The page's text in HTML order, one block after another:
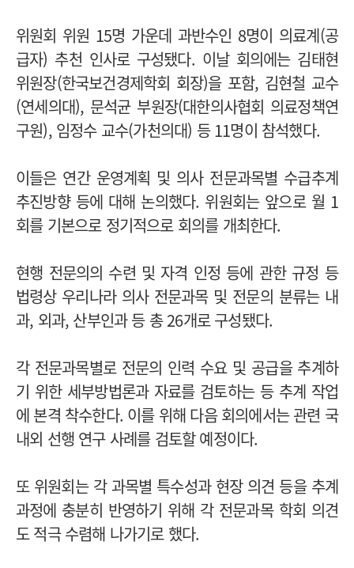
위원회 위원 15명 가운데 과반수인 8명이 의료계(공
급자) 추천 인사로 구성됐다. 이날 회의에는 김태현
위원장(한국보건경제학회 회장)을 포함, 김현철 교수
(연세의대), 문석균 부원장(대한의사협회 의료정책연
구원), 임정수 교수(가천의대) 등 11명이 참석했다.
이들은 연간 운영계획 및 의사 전문과목별 수급추계
추진방향 등에 대해 논의했다. 위원회는 앞으로 월 1
회를 기본으로 정기적으로 회의를 개최한다.
현행 전문의의 수련 및 자격 인정 등에 관한 규정 등
법령상 우리나라 의사 전문과목 및 전문의 분류는 내
과, 외과, 산부인과 등 총 26개로 구성됐다.
각 전문과목별로 전문의 인력 수요 및 공급을 추계하
기 위한 세부방법론과 자료를 검토하는 등 추계 작업
에 본격 착수한다. 이를 위해 다음 회의에서는 관련 국
내외 선행 연구 사례를 검토할 예정이다.
또 위원회는 각 과목별 특수성과 현장 의견 등을 추계
과정에 충분히 반영하기 위해 각 전문과목 학회 의견
도 적극 수렴해 나가기로 했다.